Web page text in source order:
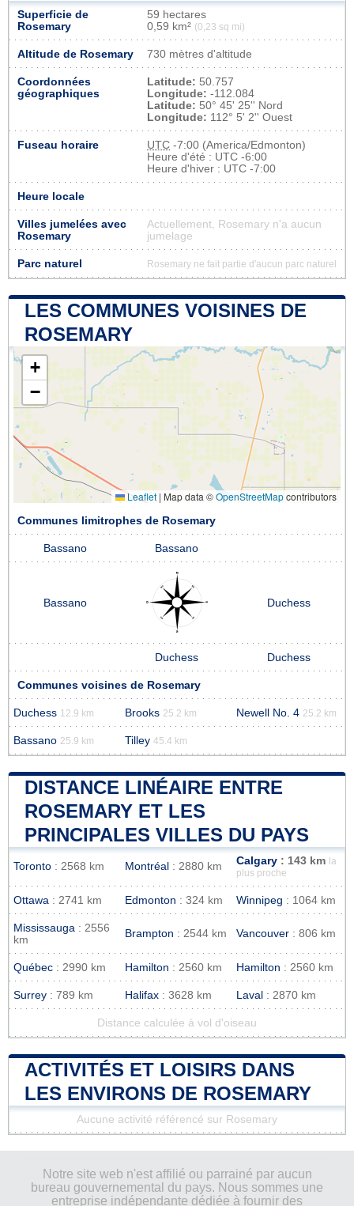
Superficie de
Rosemary
59 hectares
0,59 km² (0,23 sq mi)
Altitude de Rosemary 730 mètres d'altitude
Coordonnées
géographiques
Latitude: 50.757
Longitude: -112.084
Latitude: 50° 45' 25'' Nord
Longitude: 112° 5' 2'' Ouest
Fuseau horaire UTC -7:00 (America/Edmonton)
Heure d'été : UTC -6:00
Heure d'hiver : UTC -7:00
Heure locale
Villes jumelées avec
Rosemary
Actuellement, Rosemary n'a aucun
jumelage
Parc naturel Rosemary ne fait partie d'aucun parc naturel
LES COMMUNES VOISINES DE
ROSEMARY
+
−
Leaflet | Map data ©OpenStreetMapcontributors
Communes limitrophes de Rosemary
Bassano Bassano
Bassano Duchess
Duchess Duchess
Communes voisines de Rosemary
Duchess 12.9 km Brooks 25.2 km Newell No. 4 25.2 km
Bassano 25.9 km Tilley 45.4 km
DISTANCE LINÉAIRE ENTRE
ROSEMARY ET LES
PRINCIPALES VILLES DU PAYS
Toronto : 2568 km Montréal : 2880 km Calgary : 143 km
la
plus proche
Ottawa : 2741 km Edmonton : 324 km Winnipeg : 1064 km
Mississauga : 2556
km
Brampton : 2544 km Vancouver : 806 km
Québec : 2990 km Hamilton : 2560 km Hamilton : 2560 km
Surrey : 789 km Halifax : 3628 km Laval : 2870 km
Distance calculée à vol d'oiseau
ACTIVITÉS ET LOISIRS DANS
LES ENVIRONS DE ROSEMARY
Aucune activité référencé sur Rosemary
Notre site web n'est affilié ou parrainé par aucun
bureau gouvernemental du pays. Nous sommes une
entreprise indépendante dédiée à fournir des